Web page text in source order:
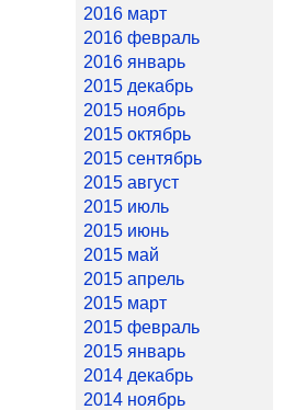
2016 март
2016 февраль
2016 январь
2015 декабрь
2015 ноябрь
2015 октябрь
2015 сентябрь
2015 август
2015 июль
2015 июнь
2015 май
2015 апрель
2015 март
2015 февраль
2015 январь
2014 декабрь
2014 ноябрь